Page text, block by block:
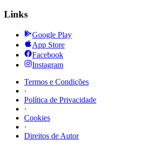
Links
Google Play
App Store
Facebook
Instagram
Termos e Condições
·
Política de Privacidade
·
Cookies
·
Direitos de Autor